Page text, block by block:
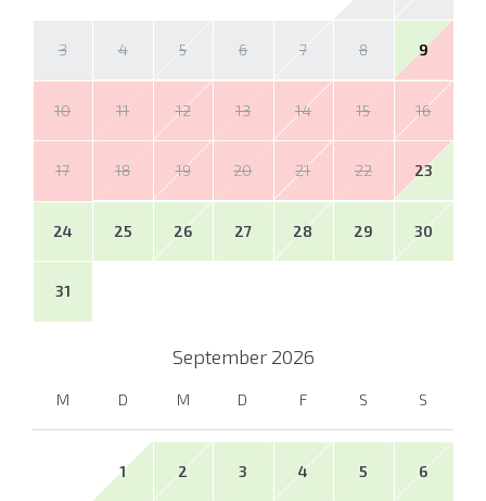
3 4 5 6 7 8 9
10 11 12 13 14 15 16
17 18 19 20 21 22 23
24 25 26 27 28 29 30
31
September 2026
M D M D F S S
1 2 3 4 5 6